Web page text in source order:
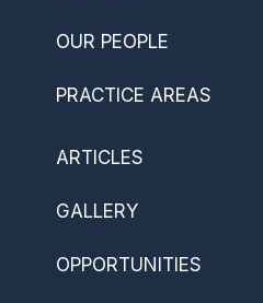
OUR PEOPLE
PRACTICE AREAS
ARTICLES
GALLERY
OPPORTUNITIES